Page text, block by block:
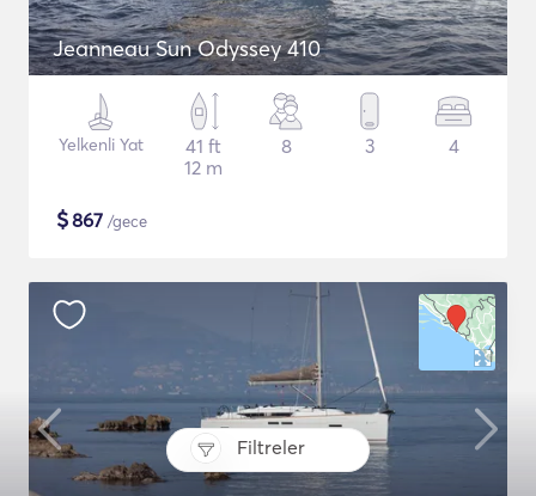
Filtreler
Jeanneau Sun Odyssey 410
Yelkenli Yat
41 ft
12 m
8 3 4
$867 /gece